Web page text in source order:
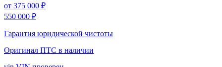
от 375 000 ₽
550 000 ₽
Гарантия юридической чистоты
Оригинал ПТС в наличии